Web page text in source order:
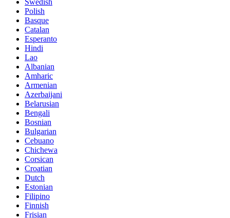
Swedish
Polish
Basque
Catalan
Esperanto
Hindi
Lao
Albanian
Amharic
Armenian
Azerbaijani
Belarusian
Bengali
Bosnian
Bulgarian
Cebuano
Chichewa
Corsican
Croatian
Dutch
Estonian
Filipino
Finnish
Frisian